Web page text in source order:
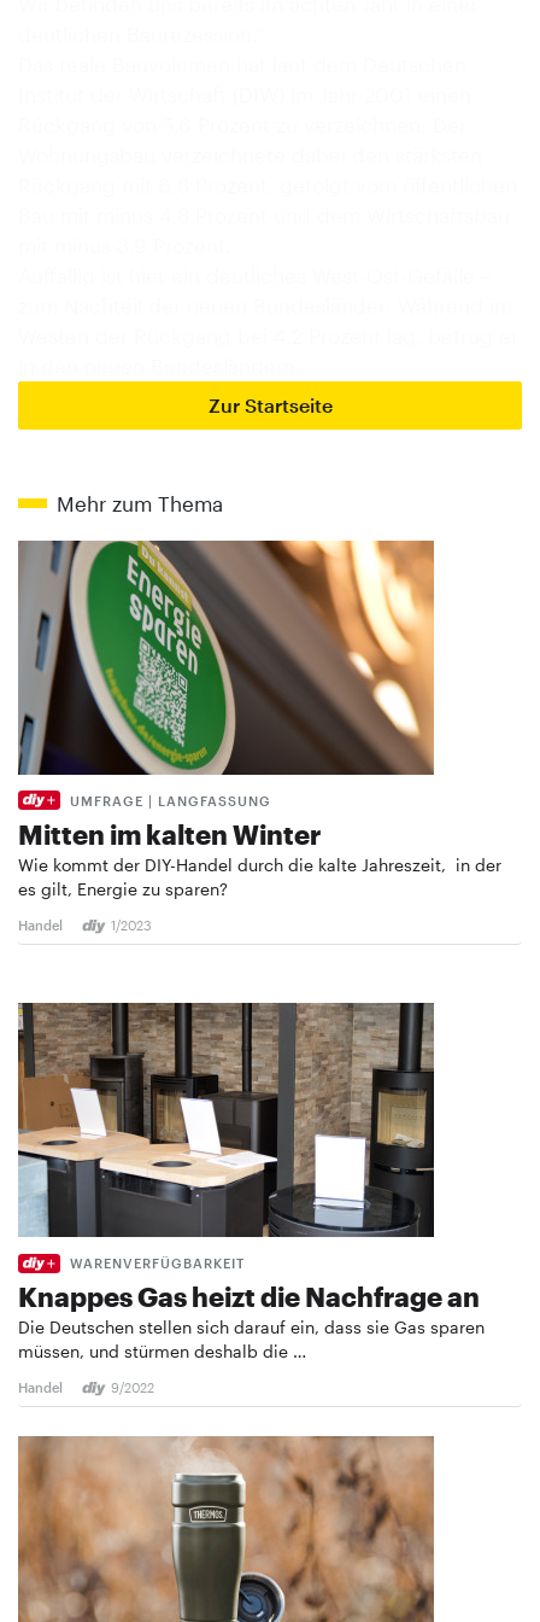
Zur Startseite
Mehr zum Thema
UMFRAGE | LANGFASSUNG
Mitten im kalten Winter
Wie kommt der DIY-Handel durch die kalte Jahreszeit, in der
es gilt, Energie zu sparen?
Handel 1/2023
WARENVERFÜGBARKEIT
Knappes Gas heizt die Nachfrage an
Die Deutschen stellen sich darauf ein, dass sie Gas sparen
müssen, und stürmen deshalb die …
Handel 9/2022